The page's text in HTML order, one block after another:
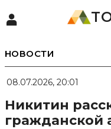
НОВОСТИ
08.07.2026, 20:01
Никитин
гражданской